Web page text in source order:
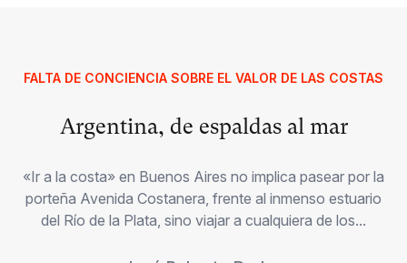
FALTA DE CONCIENCIA SOBRE EL VALOR DE LAS COSTAS
Argentina, de espaldas al mar
«Ir a la costa» en Buenos Aires no implica pasear por la
porteña Avenida Costanera, frente al inmenso estuario
del Río de la Plata, sino viajar a cualquiera de los...